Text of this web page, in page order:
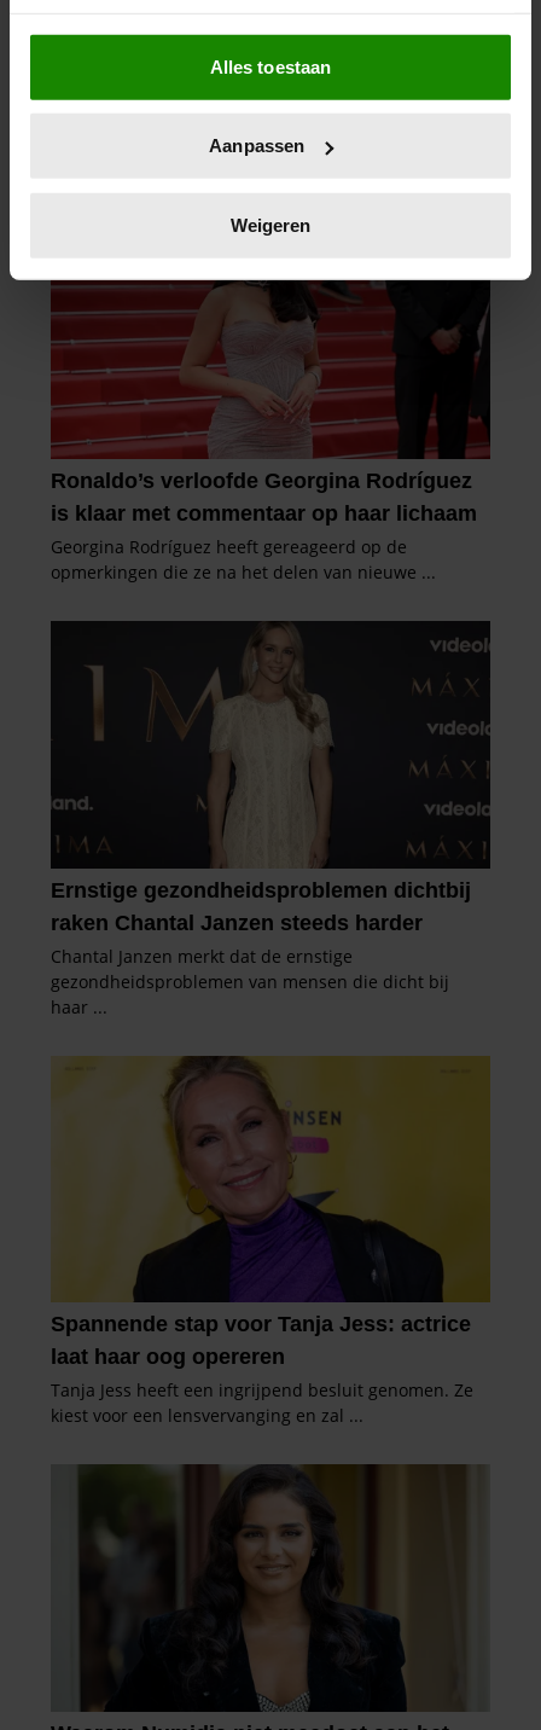
Als u het toestaat, willen we ook graag:
Informatie verzamelen over uw geografische
locatie, die tot een paar meter nauwkeurig kan zijn
scannen op specifieke eigenschappen (fingerprinting)
verwerkt en stel uw voorkeuren in het
intrekken in de Cookieverklaring.
We gebruiken cookies om content en advertenties te
personaliseren, om functies voor social media te bieden
en om ons websiteverkeer te analyseren. Ook delen we
informatie over uw gebruik van onze site met onze
partners voor social media, adverteren en analyse. Deze
partners kunnen deze gegevens combineren met andere
informatie die u aan ze heeft verstrekt of die ze hebben
verzameld op basis van uw gebruik van hun services. U
gaat akkoord met onze cookies als u onze website blijft
Alles toestaan
Aanpassen
Weigeren